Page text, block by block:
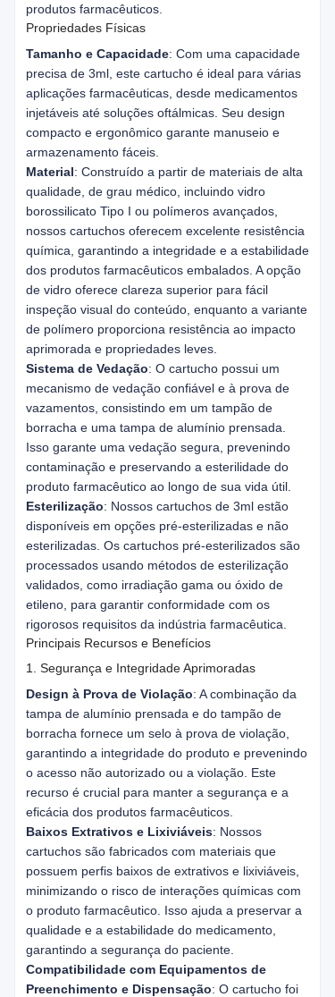
produtos farmacêuticos.
Propriedades Físicas
Tamanho e Capacidade: Com uma capacidade
precisa de 3ml, este cartucho é ideal para várias
aplicações farmacêuticas, desde medicamentos
injetáveis até soluções oftálmicas. Seu design
compacto e ergonômico garante manuseio e
armazenamento fáceis.
Material: Construído a partir de materiais de alta
qualidade, de grau médico, incluindo vidro
borossilicato Tipo I ou polímeros avançados,
nossos cartuchos oferecem excelente resistência
química, garantindo a integridade e a estabilidade
dos produtos farmacêuticos embalados. A opção
de vidro oferece clareza superior para fácil
inspeção visual do conteúdo, enquanto a variante
de polímero proporciona resistência ao impacto
aprimorada e propriedades leves.
Sistema de Vedação: O cartucho possui um
mecanismo de vedação confiável e à prova de
vazamentos, consistindo em um tampão de
borracha e uma tampa de alumínio prensada.
Isso garante uma vedação segura, prevenindo
contaminação e preservando a esterilidade do
produto farmacêutico ao longo de sua vida útil.
Esterilização: Nossos cartuchos de 3ml estão
disponíveis em opções pré-esterilizadas e não
esterilizadas. Os cartuchos pré-esterilizados são
processados usando métodos de esterilização
validados, como irradiação gama ou óxido de
etileno, para garantir conformidade com os
rigorosos requisitos da indústria farmacêutica.
Principais Recursos e Benefícios
1. Segurança e Integridade Aprimoradas
Design à Prova de Violação: A combinação da
tampa de alumínio prensada e do tampão de
borracha fornece um selo à prova de violação,
garantindo a integridade do produto e prevenindo
o acesso não autorizado ou a violação. Este
recurso é crucial para manter a segurança e a
eficácia dos produtos farmacêuticos.
Baixos Extrativos e Lixiviáveis: Nossos
cartuchos são fabricados com materiais que
possuem perfis baixos de extrativos e lixiviáveis,
minimizando o risco de interações químicas com
o produto farmacêutico. Isso ajuda a preservar a
qualidade e a estabilidade do medicamento,
garantindo a segurança do paciente.
Compatibilidade com Equipamentos de
Preenchimento e Dispensação: O cartucho foi